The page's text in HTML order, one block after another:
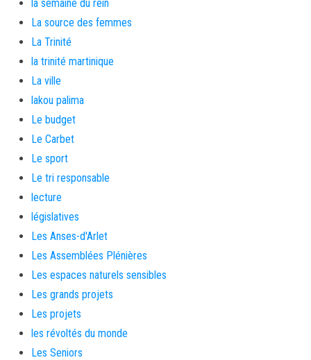
la semaine du rein
La source des femmes
La Trinité
la trinité martinique
La ville
lakou palima
Le budget
Le Carbet
Le sport
Le tri responsable
lecture
législatives
Les Anses-d'Arlet
Les Assemblées Plénières
Les espaces naturels sensibles
Les grands projets
Les projets
les révoltés du monde
Les Seniors